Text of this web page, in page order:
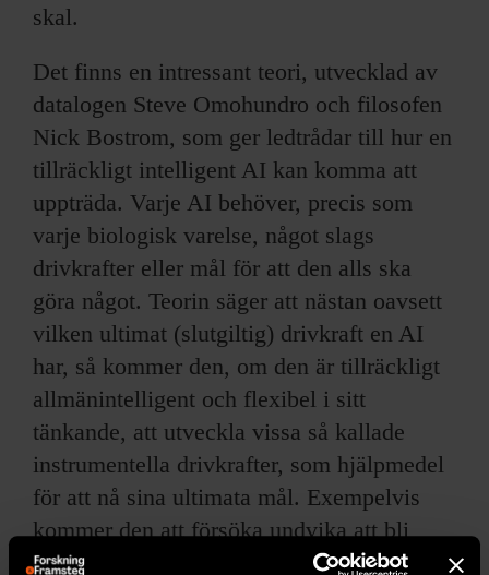
skal.
Det finns en intressant teori, utvecklad av
datalogen Steve Omohundro och filosofen
Nick Bostrom, som ger ledtrådar till hur en
tillräckligt intelligent AI kan komma att
uppträda. Varje AI behöver, precis som
varje biologisk varelse, något slags
drivkrafter eller mål för att den alls ska
göra något. Teorin säger att nästan oavsett
vilken ultimat (slutgiltig) drivkraft en AI
har, så kommer den, om den är tillräckligt
allmänintelligent och flexibel i sitt
tänkande, att utveckla vissa så kallade
instrumentella drivkrafter, som hjälpmedel
för att nå sina ultimata mål. Exempelvis
kommer den att försöka undvika att bli
avstängd, ty när den är avstängd kommer